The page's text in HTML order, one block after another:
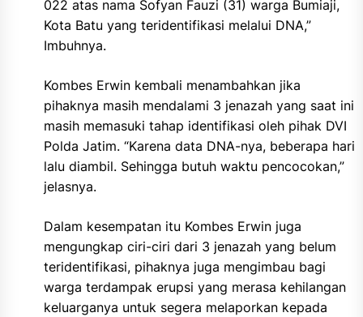
022 atas nama Sofyan Fauzi (31) warga Bumiaji,
Kota Batu yang teridentifikasi melalui DNA,”
Imbuhnya.
Kombes Erwin kembali menambahkan jika
pihaknya masih mendalami 3 jenazah yang saat ini
masih memasuki tahap identifikasi oleh pihak DVI
Polda Jatim. “Karena data DNA-nya, beberapa hari
lalu diambil. Sehingga butuh waktu pencocokan,”
jelasnya.
Dalam kesempatan itu Kombes Erwin juga
mengungkap ciri-ciri dari 3 jenazah yang belum
teridentifikasi, pihaknya juga mengimbau bagi
warga terdampak erupsi yang merasa kehilangan
keluarganya untuk segera melaporkan kepada